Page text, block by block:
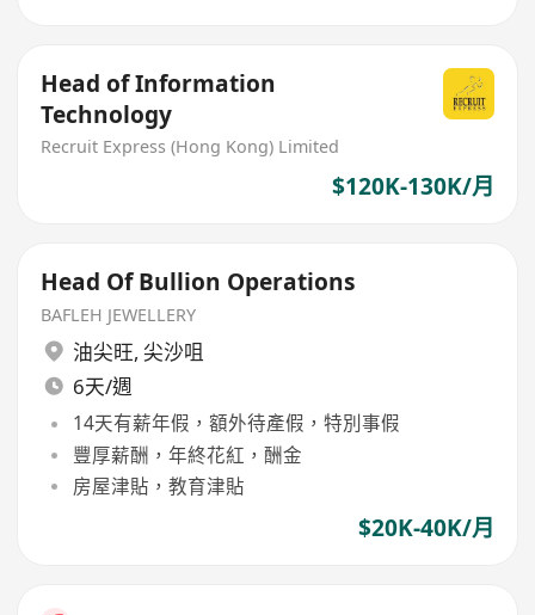
Head of Information
Technology
Recruit Express (Hong Kong) Limited
$120K-130K/月
Head Of Bullion Operations
BAFLEH JEWELLERY
油尖旺, 尖沙咀
6天/週
14天有薪年假，額外待產假，特別事假
豐厚薪酬，年終花紅，酬金
房屋津貼，教育津貼
$20K-40K/月